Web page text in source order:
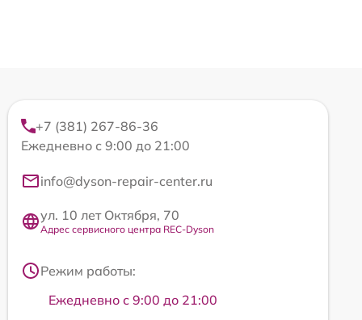
+7 (381) 267-86-36
Ежедневно с 9:00 до 21:00
info@dyson-repair-center.ru
ул. 10 лет Октября, 70
Адрес сервисного центра REC-Dyson
Режим работы:
Ежедневно с 9:00 до 21:00